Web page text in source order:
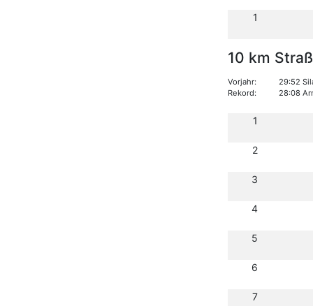
1
10 km
Vorjahr:
29:52
Rekord:
28:08
1
2
3
4
5
6
7